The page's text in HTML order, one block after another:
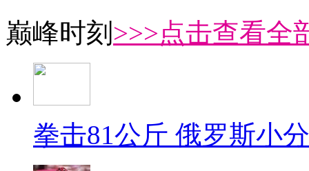
巅峰时刻 >>>点击查看全
拳击81公斤 俄罗斯小